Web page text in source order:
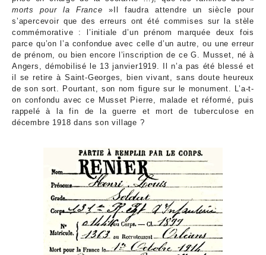
morts pour la France»Il faudra attendre un siècle pour
s’apercevoir que des erreurs ont été commises sur la stèle
commémorative : l’initiale d’un prénom marquée deux fois
parce qu’on l’a confondue avec celle d’un autre, ou une erreur
de prénom, ou bien encore l’inscription de ce G. Musset, né à
Angers, démobilisé le 13 janvier1919. Il n’a pas été blessé et
il se retire à Saint-Georges, bien vivant, sans doute heureux
de son sort. Pourtant, son nom figure sur le monument. L’a-t-
on confondu avec ce Musset Pierre, malade et réformé, puis
rappelé à la fin de la guerre et mort de tuberculose en
décembre 1918 dans son village ?